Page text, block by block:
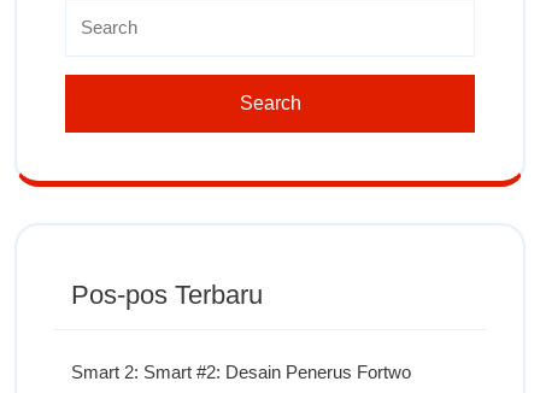
Pos-pos Terbaru
Smart 2: Smart #2: Desain Penerus Fortwo